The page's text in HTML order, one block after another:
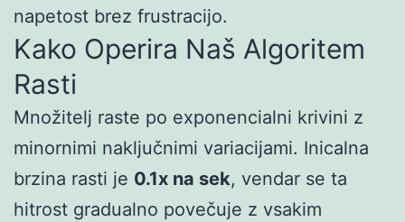
napetost brez frustracijo.
Kako Operira Naš Algoritem
Rasti
Množitelj raste po exponencialni krivini z
minornimi naključnimi variacijami. Inicalna
brzina rasti je 0.1x na sek, vendar se ta
hitrost gradualno povečuje z vsakim